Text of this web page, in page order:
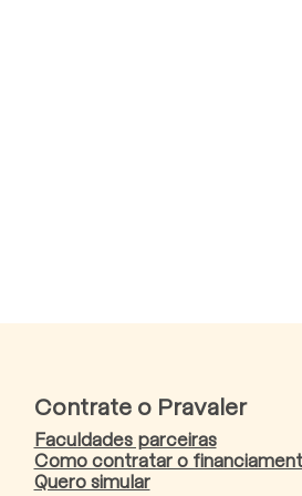
Contrate o Pravaler
Faculdades parceiras
Como contratar o
Quero simular